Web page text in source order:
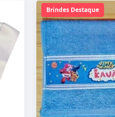
Brindes Destaque